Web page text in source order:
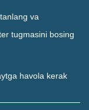
va
tugmasini bosing
havola kerak